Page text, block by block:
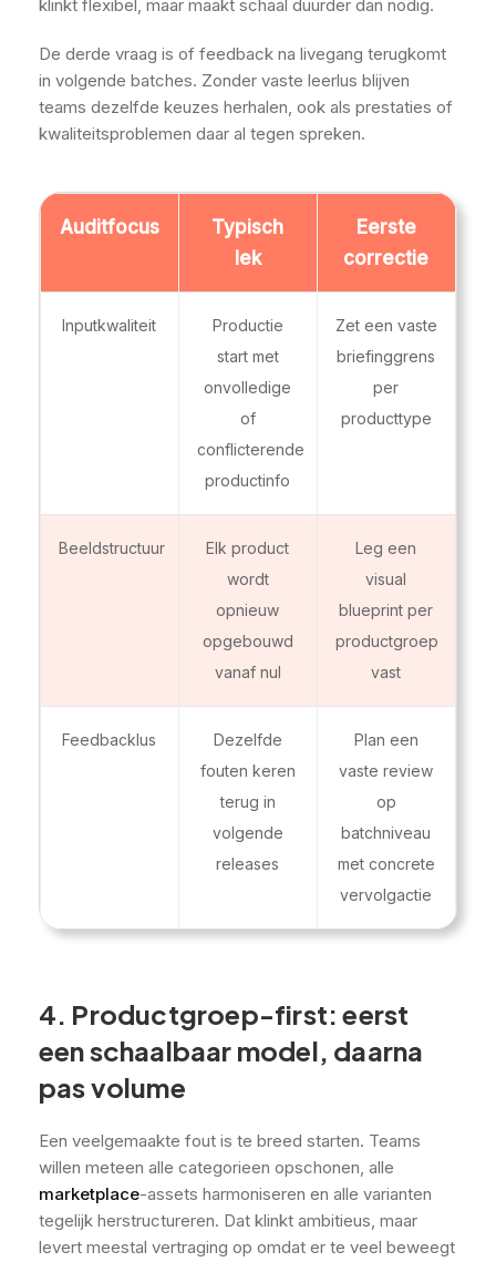
klinkt flexibel, maar maakt schaal duurder dan nodig.
De derde vraag is of feedback na livegang terugkomt
in volgende batches. Zonder vaste leerlus blijven
teams dezelfde keuzes herhalen, ook als prestaties of
kwaliteitsproblemen daar al tegen spreken.
Auditfocus
Typisch
lek
Eerste
correctie
Inputkwaliteit
Productie
start met
onvolledige
of
conflicterende
productinfo
Zet een vaste
briefinggrens
per
producttype
Beeldstructuur
Elk product
wordt
opnieuw
opgebouwd
vanaf nul
Leg een
visual
blueprint per
productgroep
vast
Feedbacklus
Dezelfde
fouten keren
terug in
volgende
releases
Plan een
vaste review
op
batchniveau
met concrete
vervolgactie
4. Productgroep-first: eerst
een schaalbaar model, daarna
pas volume
Een veelgemaakte fout is te breed starten. Teams
willen meteen alle categorieen opschonen, alle
marketplace-assets harmoniseren en alle varianten
tegelijk herstructureren. Dat klinkt ambitieus, maar
levert meestal vertraging op omdat er te veel beweegt